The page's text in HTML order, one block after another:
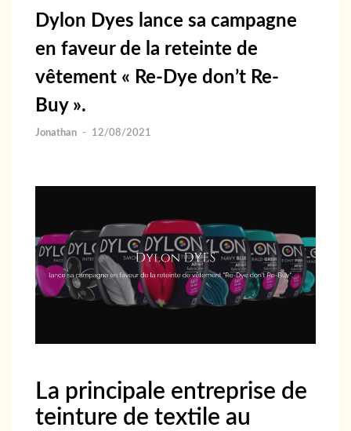
Dylon Dyes lance sa campagne
en faveur de la reteinte de
vêtement « Re-Dye don’t Re-
Buy ».
Jonathan - 12/08/2021
La principale entreprise de
teinture de textile au